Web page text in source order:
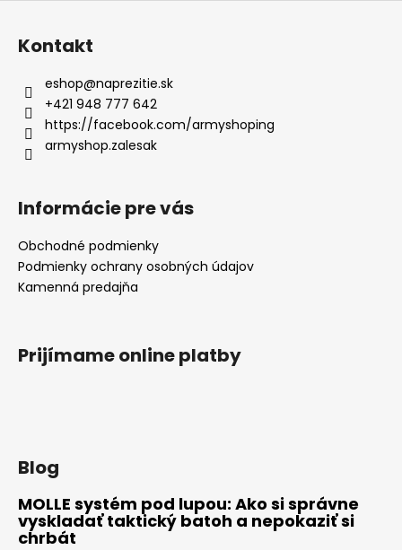
Kontakt
eshop@naprezitie.sk
+421 948 777 642
https://facebook.com/armyshoping
armyshop.zalesak
Informácie pre vás
Obchodné podmienky
Podmienky ochrany osobných údajov
Kamenná predajňa
Prijímame online platby
Blog
MOLLE systém pod lupou: Ako si správne
vyskladať taktický batoh a nepokaziť si
chrbát